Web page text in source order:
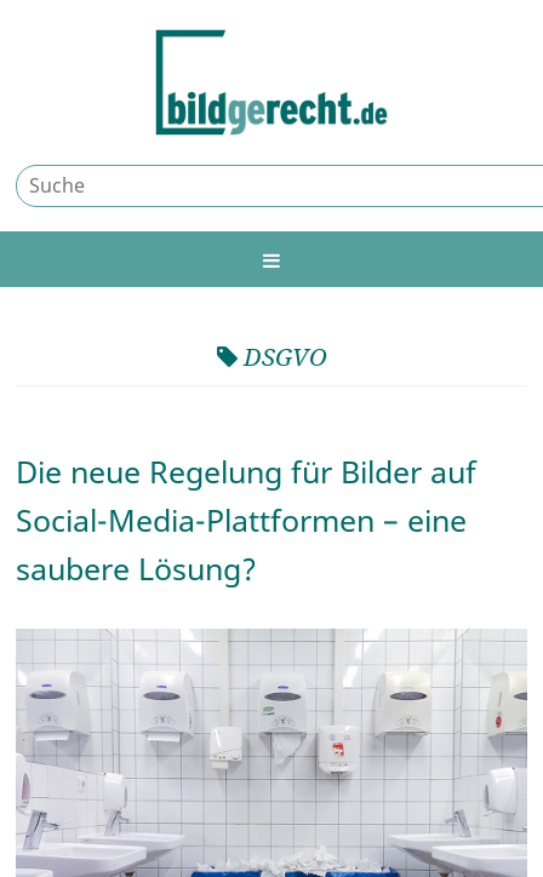
DSGVO
Die neue Regelung für Bilder auf
Social-Media-Plattformen – eine
saubere Lösung?